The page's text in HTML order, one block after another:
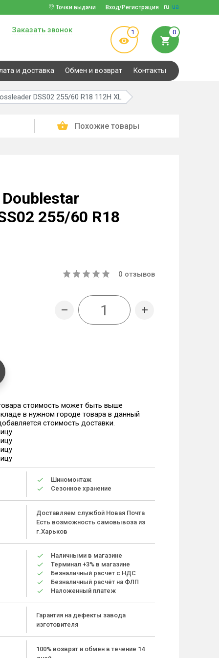
ru ua
Вход/Регистрация
Точки выдачи
Заказать звонок 1 0
и доставка Обмен и возврат Контакты
DSS02 255/60 R18 112H XL
Похожие товары
255/60 R18
0 отзывов
стоимость может быть выше
в нужном городе товара в данный
стоимость доставки.
Шиномонтаж
Сезонное хранение
Доставляем службой Новая Почта
Есть возможность самовывоза из
г.Харьков
Наличными в магазине
Терминал +3% в магазине
Безналичный расчет с НДС
Безналичный расчёт на ФЛП
Наложенный платеж
Гарантия на дефекты завода
изготовителя
100% возврат и обмен в течение 14